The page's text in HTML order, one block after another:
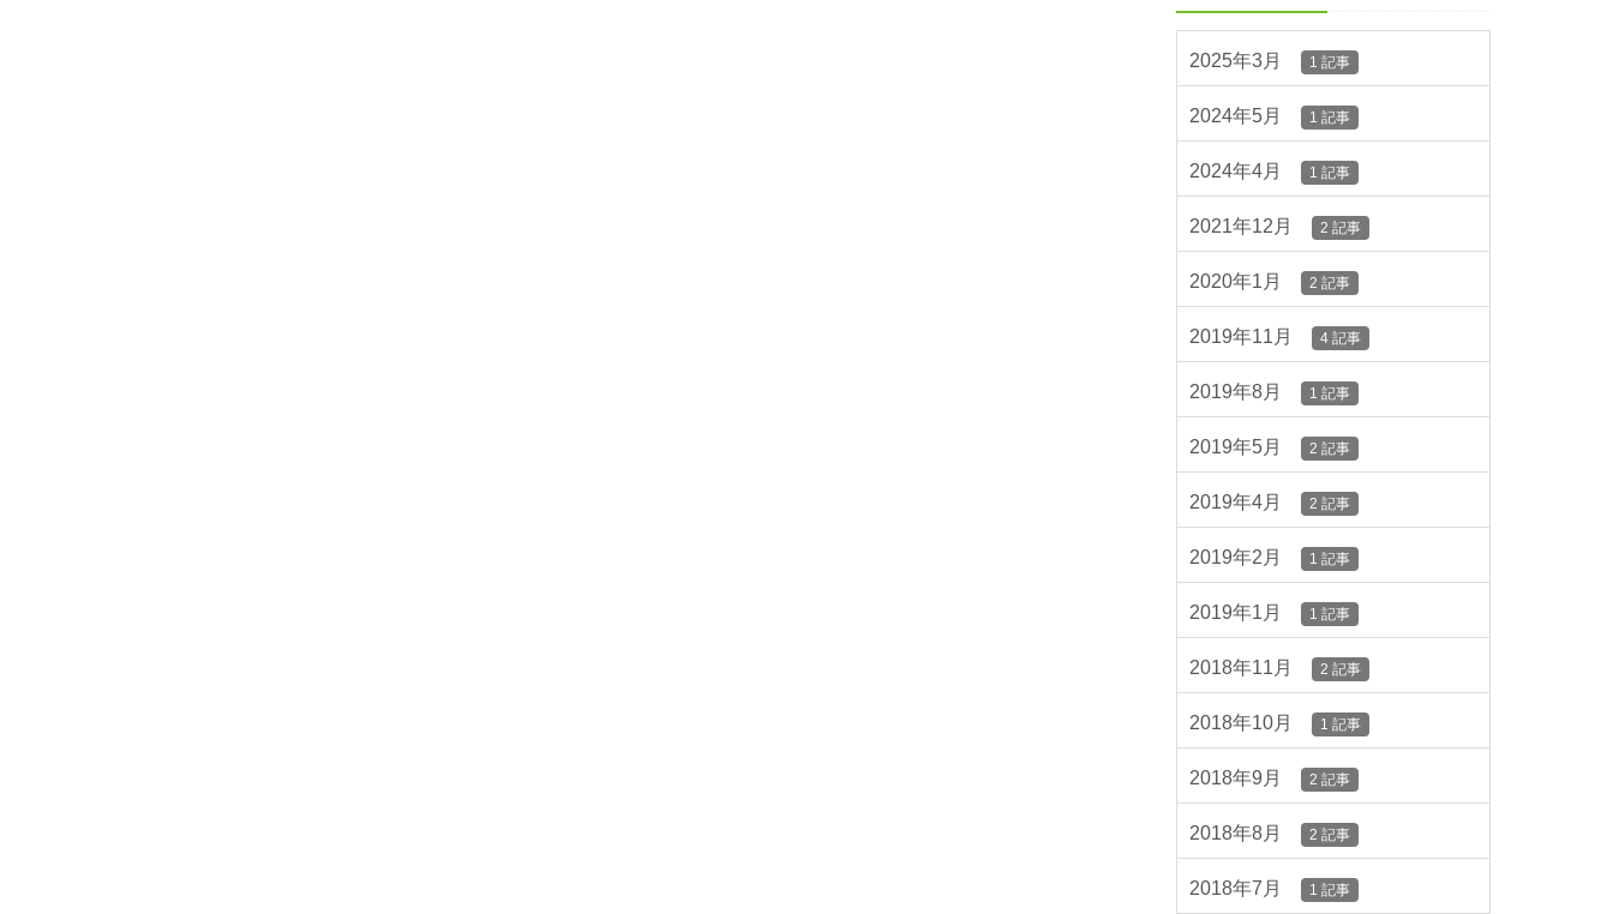
2025年3月 1 記事
2024年5月 1 記事
2024年4月 1 記事
2021年12月 2 記事
2020年1月 2 記事
2019年11月 4 記事
2019年8月 1 記事
2019年5月 2 記事
2019年4月 2 記事
2019年2月 1 記事
2019年1月 1 記事
2018年11月 2 記事
2018年10月 1 記事
2018年9月 2 記事
2018年8月 2 記事
2018年7月 1 記事